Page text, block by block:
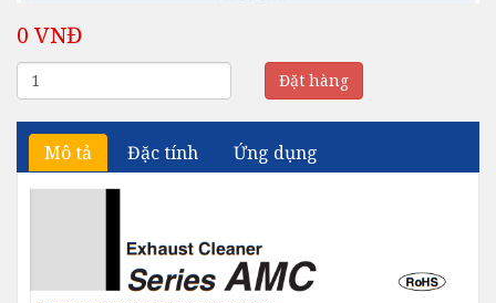
0 VNĐ
Đặt hàng
Mô tả Đặc tính Ứng dụng